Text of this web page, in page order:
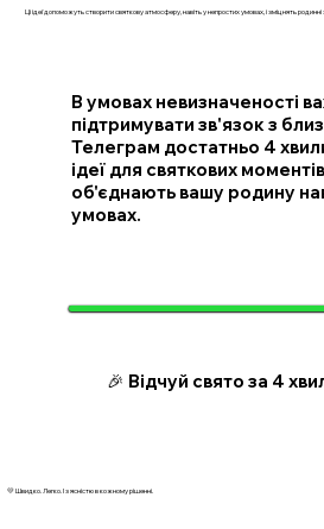
Ці ідеї допоможуть створити святкову атмосферу, навіть у непростих умовах, і зміцнять родинні
В умовах невизначеності
підтримувати зв'язок з
Телеграм достатньо 4
ідеї для святкових
об'єднають вашу родину
умовах.
🎉 Відчуй свято за 4
💛 Швидко. Легко. І з ясністю в кожному рішенні.